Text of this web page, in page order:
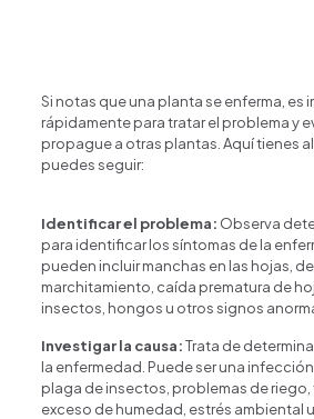
Si notas que una planta se enferma, es
rápidamente para tratar el problema y
propague a otras plantas. Aquí tienes
puedes seguir:
Identificar el problema: Observa
para identificar los síntomas de la
pueden incluir manchas en las hojas,
marchitamiento, caída prematura de
insectos, hongos u otros signos
Investigar la causa:Trata de
la enfermedad. Puede ser una
plaga de insectos, problemas de riego,
exceso de humedad, estrés ambiental